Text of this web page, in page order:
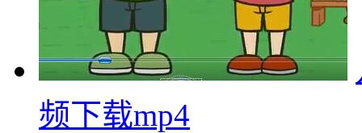
频下载mp4